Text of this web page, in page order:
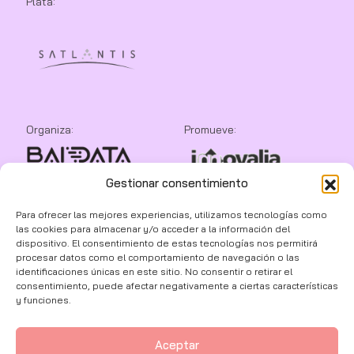
Gestionar consentimiento
Para ofrecer las mejores experiencias, utilizamos tecnologías como
las cookies para almacenar y/o acceder a la información del
dispositivo. El consentimiento de estas tecnologías nos permitirá
procesar datos como el comportamiento de navegación o las
identificaciones únicas en este sitio. No consentir o retirar el
consentimiento, puede afectar negativamente a ciertas características
y funciones.
Aceptar
Organiza: Promueve:
Colaboran: